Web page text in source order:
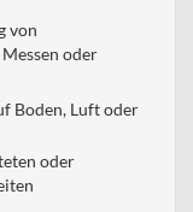
von
oder
Boden, Luft oder
oder